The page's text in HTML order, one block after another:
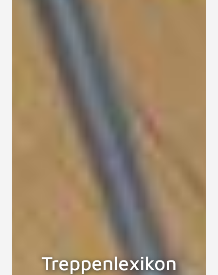
Treppenlexikon